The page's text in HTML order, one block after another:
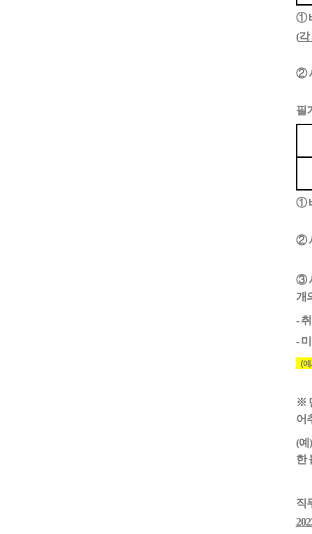
①
(각
②
필
①
②
③
개
-
-
(
※
어
(예
한
직